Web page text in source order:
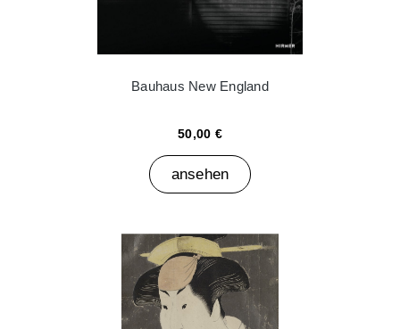
Bauhaus New England
50,00 €
ansehen